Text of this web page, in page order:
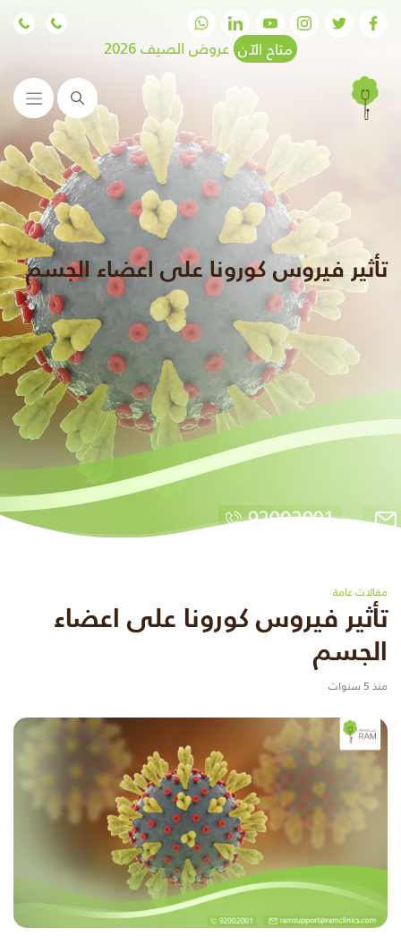
متاح الآن عروض الصيف 2026
البحث
تأثير فيروس كورونا على اعضاء الجسم
مقالات عامة
تأثير فيروس كورونا على اعضاء
الجسم
منذ 5 سنوات